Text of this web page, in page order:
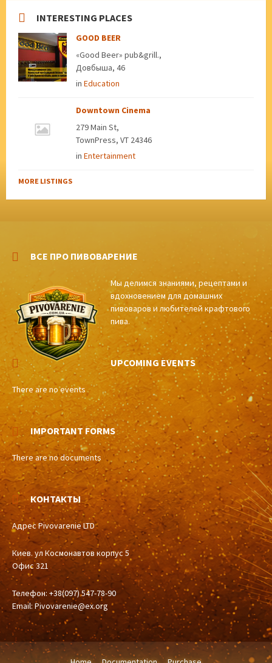
INTERESTING PLACES
GOOD BEER
«Good Beer» pub&grill.,
Довбыша, 46
in Education
Downtown Cinema
279 Main St,
TownPress, VT 24346
in Entertainment
MORE LISTINGS
ВСЕ ПРО ПИВОВАРЕНИЕ
Мы делимся знаниями, рецептами и
вдохновением для домашних
пивоваров и любителей крафтового
пива.
UPCOMING EVENTS
There are no events
IMPORTANT FORMS
There are no documents
КОНТАКТЫ
Адрес Pivovarenie LTD
Киев. ул Космонавтов корпус 5
Офис 321
Телефон: +38(097) 547-78-90
Email: Pivovarenie@ex.org